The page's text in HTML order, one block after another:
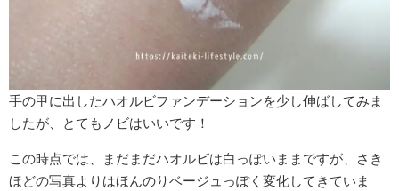
手の甲に出したハオルビファンデーションを少し伸ばしてみま
したが、とてもノビはいいです！
この時点では、まだまだハオルビは白っぽいままですが、さき
ほどの写真よりはほんのりベージュっぽく変化してきていま